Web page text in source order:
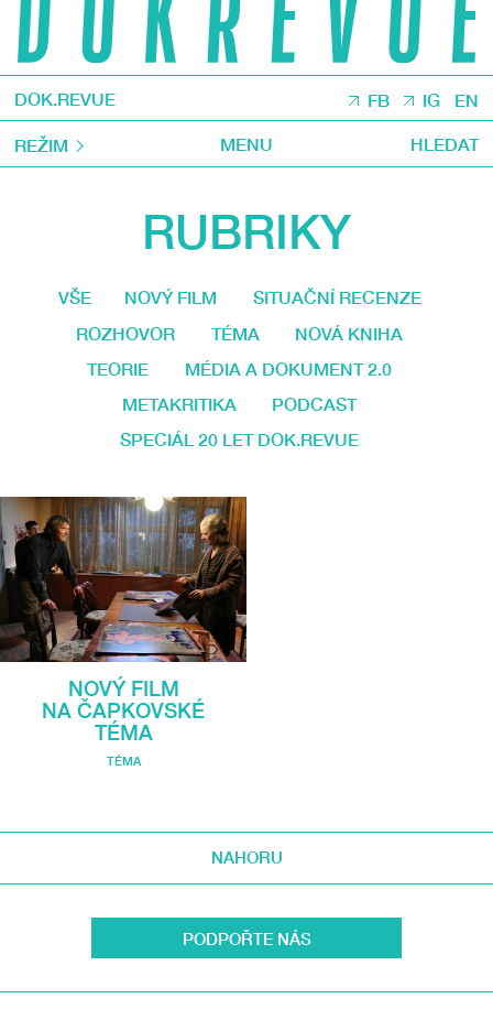
DOK.REVUE FB IG EN
REŽIM MENU HLEDAT
RUBRIKY
VŠE NOVÝ FILM
SITUAČNÍ RECENZE
ROZHOVOR
TÉMA
NOVÁ KNIHA
TEORIE
MÉDIA A DOKUMENT 2.0
METAKRITIKA
PODCAST
SPECIÁL 20 LET DOK.REVUE
NOVÝ FILM
NA ČAPKOVSKÉ
TÉMA
TÉMA
NAHORU
PODPOŘTE NÁS